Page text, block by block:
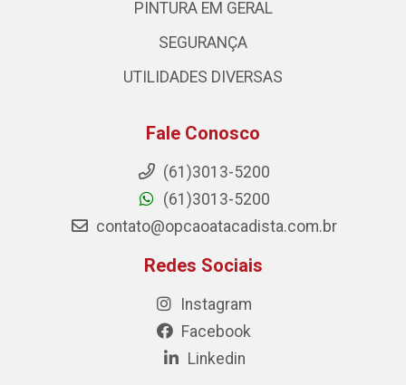
PINTURA EM GERAL
SEGURANÇA
UTILIDADES DIVERSAS
Fale Conosco
(61)3013-5200
(61)3013-5200
contato@opcaoatacadista.com.br
Redes Sociais
Instagram
Facebook
Linkedin